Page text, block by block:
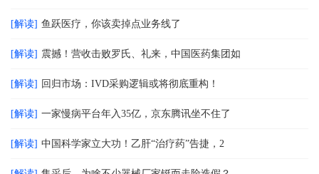
[解读] 鱼跃医疗，你该卖掉点业务线了
[解读] 震撼！营收击败罗氏、礼来，中国医药集团如
[解读] 回归市场：IVD采购逻辑或将彻底重构！
[解读] 一家慢病平台年入35亿，京东腾讯坐不住了
[解读] 中国科学家立大功！乙肝“治疗药”告捷，2